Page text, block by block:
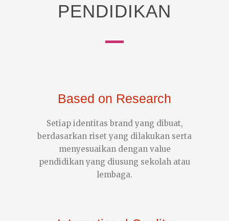
PENDIDIKAN
Based on Research
Setiap identitas brand yang dibuat,
berdasarkan riset yang dilakukan serta
menyesuaikan dengan value
pendidikan yang diusung sekolah atau
lembaga.